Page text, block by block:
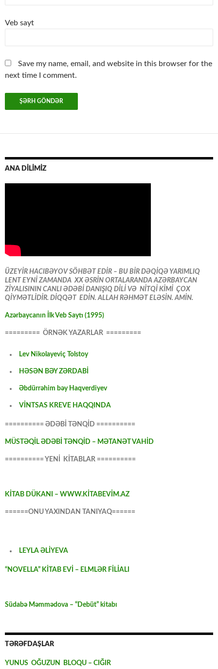
Veb sayt
Save my name, email, and website in this browser for the
next time I comment.
ANA DİLİMİZ
ÜZEYİR HACIBƏYOV SÖHBƏT EDİR – BU BİR DƏQİQƏ YARIMLIQ
LENT EYNİ ZAMANDA XX ƏSRİN ORTALARANDA AZƏRBAYCAN
ZİYALISININ CANLI ƏDƏBİ DANIŞIQ DİLİ VƏ NİTQİ KİMİ ÇOX
QİYMƏTLİDİR. DİQQƏT EDİN. ALLAH RƏHMƏT ELƏSİN. AMİN.
Azərbaycanın İlk Veb Saytı (1995)
========= ÖRNƏK YAZARLAR =========
Lev Nikolayeviç Tolstoy
HƏSƏN BƏY ZƏRDABİ
Əbdürrəhim bəy Haqverdiyev
VİNTSAS KREVE HAQQINDA
========== ƏDƏBİ TƏNQİD ==========
MÜSTƏQİL ƏDƏBİ TƏNQİD – MƏTANƏT VAHİD
========== YENİ KİTABLAR ==========
KİTAB DÜKANI – WWW.KİTABEVİM.AZ
======ONU YAXINDAN TANIYAQ======
LEYLA ƏLİYEVA
“NOVELLA” KİTAB EVİ – ELMLƏR FİLİALI
Südabə Məmmədova – “Debüt” kitabı
TƏRƏFDAŞLAR
YUNUS OĞUZUN BLOQU – CIĞIR